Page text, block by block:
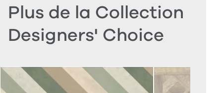
Plus de la Collection
Designers' Choice